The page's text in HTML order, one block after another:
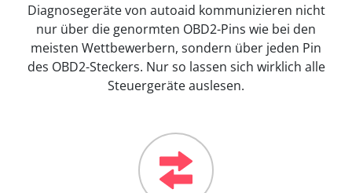
Diagnosegeräte von autoaid kommunizieren nicht
nur über die genormten OBD2-Pins wie bei den
meisten Wettbewerbern, sondern über jeden Pin
des OBD2-Steckers. Nur so lassen sich wirklich alle
Steuergeräte auslesen.